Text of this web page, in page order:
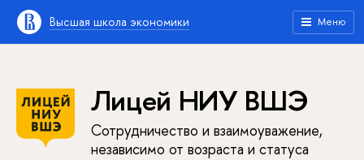
Высшая школа экономики Меню
Лицей НИУ ВШЭ
Сотрудничество и взаимоуважение,
независимо от возраста и статуса